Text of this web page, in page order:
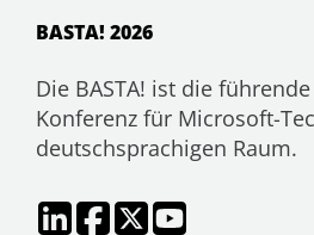
BASTA! 2026
Die BASTA! ist die
Konferenz für Microsoft-
deutschsprachigen Raum.